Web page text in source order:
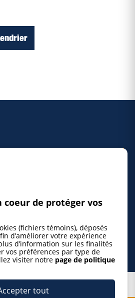
de confidentialité
coeur de protéger vos
(fichiers témoins), déposés
d’améliorer votre expérience
d’information sur les finalités
vos préférences par type de
visiter notre page de politique
tout
grâce au soutien financier du